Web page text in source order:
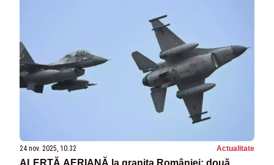
24 nov. 2025, 10:32 Actualitate
ALERTĂ AERIANĂ la granița României: două